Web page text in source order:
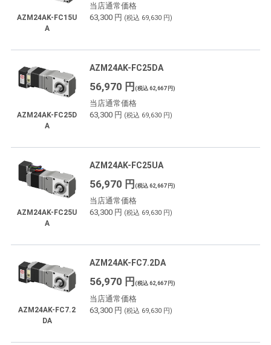
AZM24AK-FC15U
A
当店通常価格
63,300 円 (税込 69,630 円)
AZM24AK-FC25D
A
AZM24AK-FC25DA
56,970 円(税込 62,667 円)
当店通常価格
63,300 円 (税込 69,630 円)
AZM24AK-FC25U
A
AZM24AK-FC25UA
56,970 円(税込 62,667 円)
当店通常価格
63,300 円 (税込 69,630 円)
AZM24AK-FC7.2
DA
AZM24AK-FC7.2DA
56,970 円 (税込 62,667 円)
当店通常価格
63,300 円 (税込 69,630 円)